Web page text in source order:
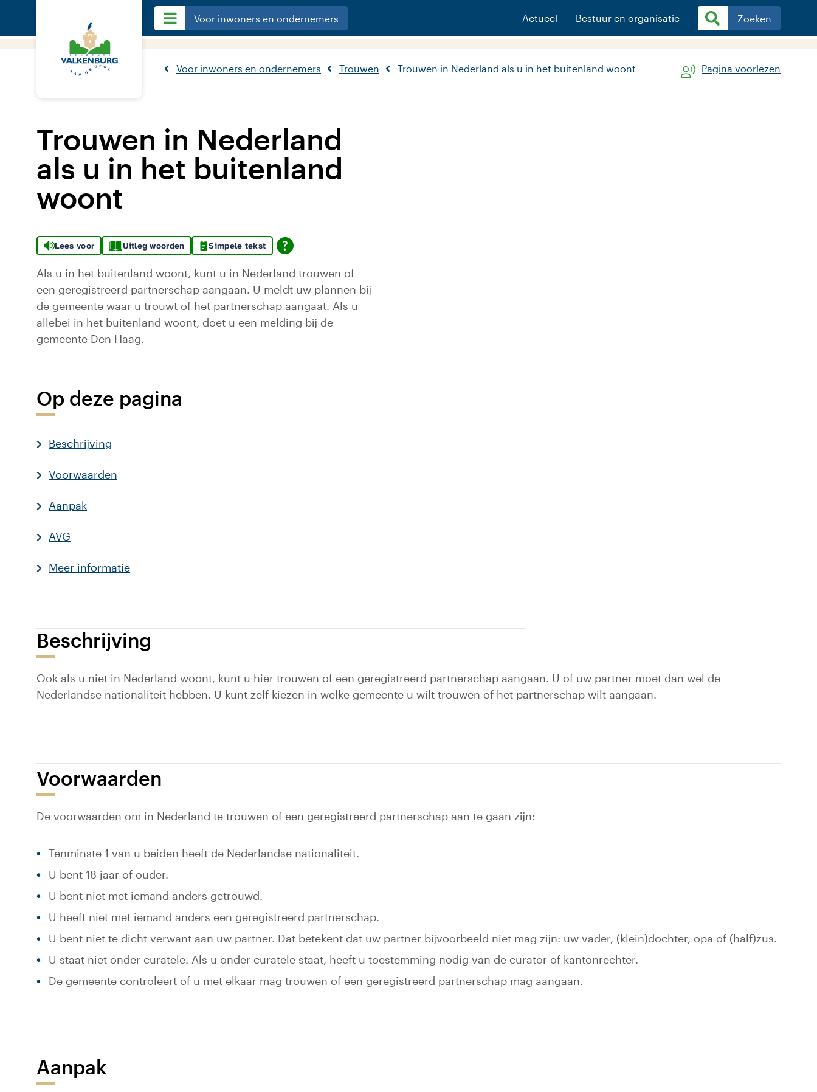
Voor inwoners en ondernemers Actueel Bestuur en organisatie Zoeken
Voor inwoners en ondernemers Trouwen Trouwen in Nederland als u in het buitenland woont Pagina voorlezen
Trouwen in Nederland
als u in het buitenland
woont
Lees voor Uitleg woorden Simpele tekst
Als u in het buitenland woont, kunt u in Nederland trouwen of
een geregistreerd partnerschap aangaan. U meldt uw plannen bij
de gemeente waar u trouwt of het partnerschap aangaat. Als u
allebei in het buitenland woont, doet u een melding bij de
gemeente Den Haag.
Op deze pagina
Beschrijving
Voorwaarden
Aanpak
AVG
Meer informatie
Beschrijving
Ook als u niet in Nederland woont, kunt u hier trouwen of een geregistreerd partnerschap aangaan. U of uw partner moet dan wel de
Nederlandse nationaliteit hebben. U kunt zelf kiezen in welke gemeente u wilt trouwen of het partnerschap wilt aangaan.
Voorwaarden
De voorwaarden om in Nederland te trouwen of een geregistreerd partnerschap aan te gaan zijn:
Tenminste 1 van u beiden heeft de Nederlandse nationaliteit.
U bent 18 jaar of ouder.
U bent niet met iemand anders getrouwd.
U heeft niet met iemand anders een geregistreerd partnerschap.
U bent niet te dicht verwant aan uw partner. Dat betekent dat uw partner bijvoorbeeld niet mag zijn: uw vader, (klein)dochter, opa of (half)zus.
U staat niet onder curatele. Als u onder curatele staat, heeft u toestemming nodig van de curator of kantonrechter.
De gemeente controleert of u met elkaar mag trouwen of een geregistreerd partnerschap mag aangaan.
Aanpak